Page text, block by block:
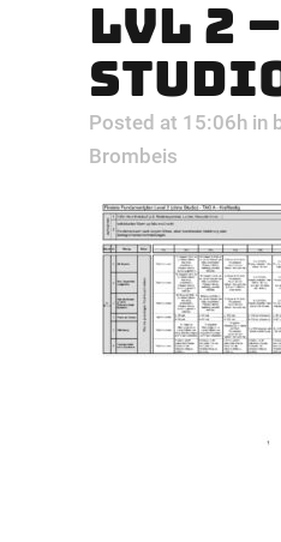
LVL 2
Posted at 15:06h in
Brombeis